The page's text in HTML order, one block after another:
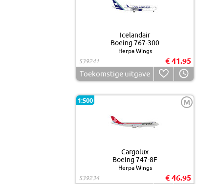
Icelandair
Boeing 767-300
Herpa Wings
539241
€ 41.95
Toekomstige uitgave
1:500 M
Cargolux
Boeing 747-8F
Herpa Wings
539234
€ 46.95